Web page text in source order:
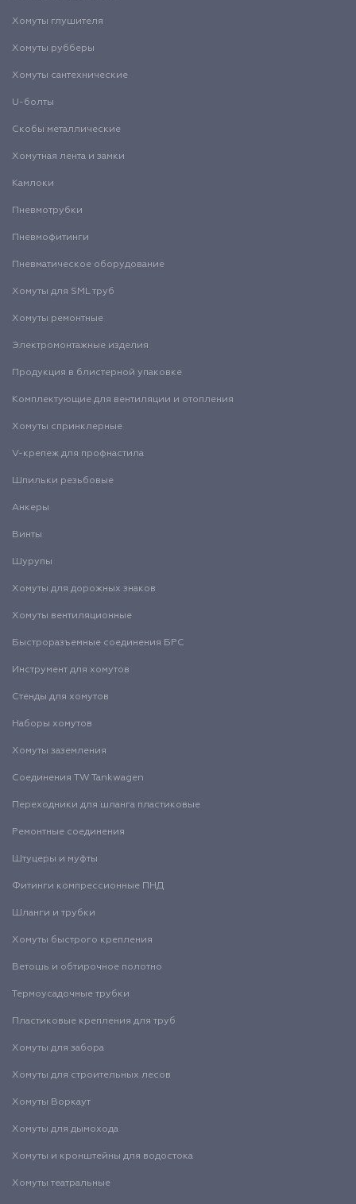
Хомуты глушителя
Хомуты рубберы
Хомуты сантехнические
U-болты
Скобы металлические
Хомутная лента и замки
Камлоки
Пневмотрубки
Пневмофитинги
Пневматическое оборудование
Хомуты для SML труб
Хомуты ремонтные
Электромонтажные изделия
Продукция в блистерной упаковке
Комплектующие для вентиляции и отопления
Хомуты спринклерные
V-крепеж для профнастила
Шпильки резьбовые
Анкеры
Винты
Шурупы
Хомуты для дорожных знаков
Хомуты вентиляционные
Быстроразъемные соединения БРС
Инструмент для хомутов
Стенды для хомутов
Наборы хомутов
Хомуты заземления
Соединения TW Tankwagen
Переходники для шланга пластиковые
Ремонтные соединения
Штуцеры и муфты
Фитинги компрессионные ПНД
Шланги и трубки
Хомуты быстрого крепления
Ветошь и обтирочное полотно
Термоусадочные трубки
Пластиковые крепления для труб
Хомуты для забора
Хомуты для строительных лесов
Хомуты Воркаут
Хомуты для дымохода
Хомуты и кронштейны для водостока
Хомуты театральные